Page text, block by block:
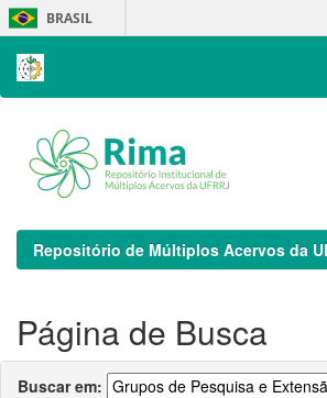
Skip
navigation
BRASIL
Repositório de Múltiplos Acervos da
Página de Busca
Buscar em: